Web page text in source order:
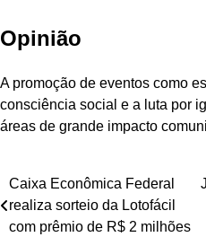
Opinião
A promoção de eventos como
consciência social e a luta por
áreas de grande impacto
Navegação
de
Caixa Econômica Federal
realiza sorteio da Lotofácil
com prêmio de R$ 2 milhões